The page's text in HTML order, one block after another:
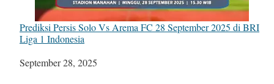
Prediksi Persis Solo Vs Arema FC 28 September 2025 di BRI
Liga 1 Indonesia
Tanggal
September 28, 2025